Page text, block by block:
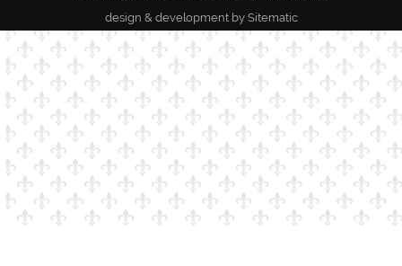
design & development by Sitematic